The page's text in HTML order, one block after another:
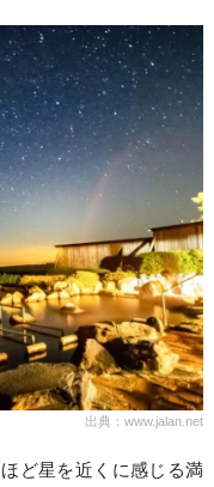
出典：www.jalan.net
ど星を近くに感じる満